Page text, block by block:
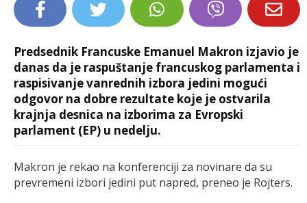
Predsednik Francuske Emanuel Makron izjavio je
danas da je raspuštanje francuskog parlamenta i
raspisivanje vanrednih izbora jedini mogući
odgovor na dobre rezultate koje je ostvarila
krajnja desnica na izborima za Evropski
parlament (EP) u nedelju.
Makron je rekao na konferenciji za novinare da su
prevremeni izbori jedini put napred, preneo je Rojters.